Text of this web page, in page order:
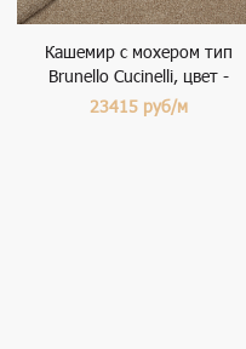
Кашемир с мохером тип
Brunello Cucinelli, цвет -
бежевый
23415 руб/м